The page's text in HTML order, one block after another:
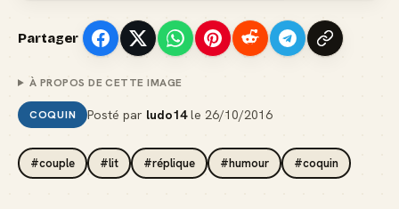
Partager
À PROPOS DE CETTE IMAGE
COQUIN Posté par ludo14le 26/10/2016
#couple #lit #réplique #humour #coquin